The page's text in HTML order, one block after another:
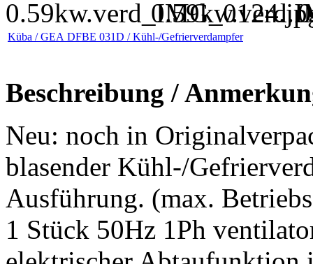
Küba / GEA DFBE 031D / Kühl-/Gefrierverdampfer
Beschreibung /
Neu: noch in
blasender Kühl-/
Ausführung. (max.
1 Stück 50Hz 1Ph